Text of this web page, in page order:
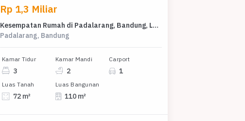
Rp 1,3 Miliar
Kesempatan Rumah di Padalarang, Bandung, LB 110m², Harga 1,3 Miliar
Padalarang, Bandung
Kamar Tidur
3
Kamar Mandi
2
Carport
1
Luas Tanah
72 m²
Luas Bangunan
110 m²